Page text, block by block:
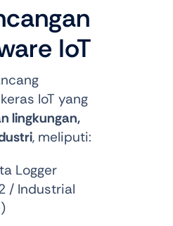
IoT
IoT yang
lingkungan,
, meliputi:
Logger
/ Industrial